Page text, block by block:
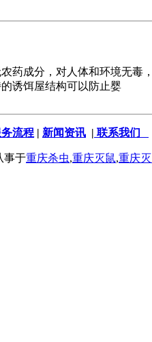
分，对人体和环境无毒，
诱饵屋结构可以防止婴
流程 | 新闻资讯 | 联系我们
事于重庆杀虫,重庆灭鼠,重庆